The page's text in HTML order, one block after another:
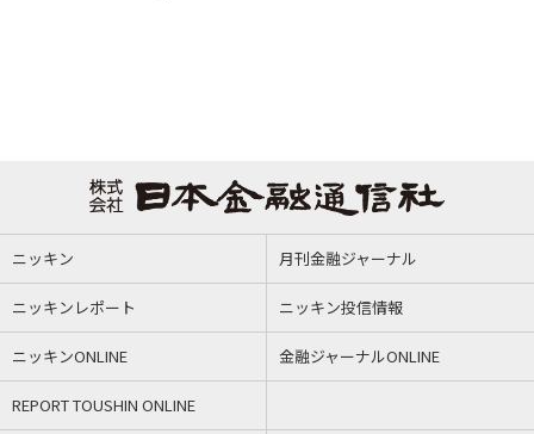
ニッキン 月刊金融ジャーナル
ニッキンレポート ニッキン投信情報
ニッキンONLINE 金融ジャーナルONLINE
REPORT TOUSHIN ONLINE